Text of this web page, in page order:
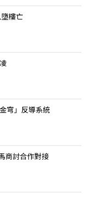
樓亡
穹」反導系統
商討合作對接